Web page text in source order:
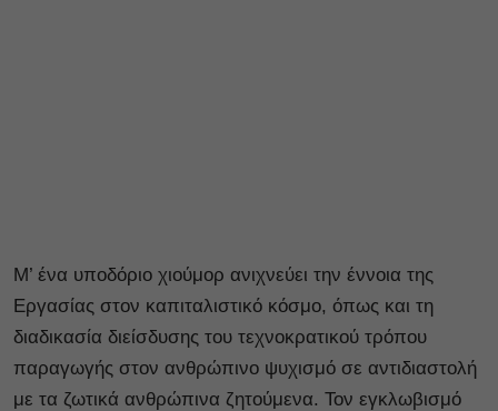
Μ’ ένα υποδόριο χιούμορ ανιχνεύει την έννοια της
Εργασίας στον καπιταλιστικό κόσμο, όπως και τη
διαδικασία διείσδυσης του τεχνοκρατικού τρόπου
παραγωγής στον ανθρώπινο ψυχισμό σε αντιδιαστολή
με τα ζωτικά ανθρώπινα ζητούμενα. Τον εγκλωβισμό